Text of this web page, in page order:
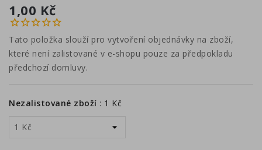
1,00 Kč
Tato položka slouží pro vytvoření objednávky na zboží,
které není zalistované v e-shopu pouze za předpokladu
předchozí domluvy.
Nezalistované zboží : 1 Kč